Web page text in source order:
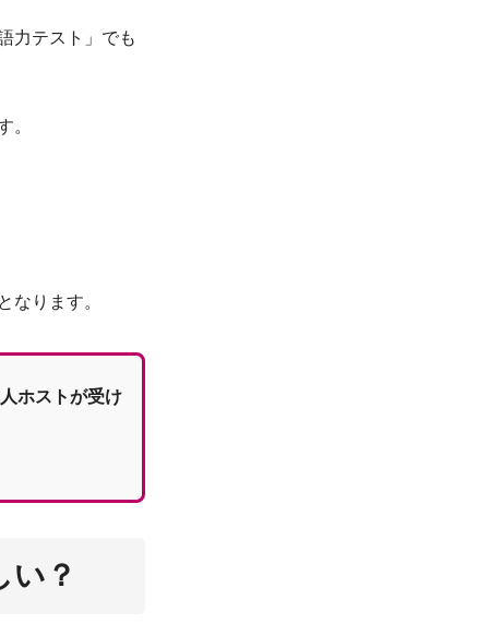
ス留学を失敗させないための5つのポイント
力テスト」でも
。
なります。
ホストが受け
い？